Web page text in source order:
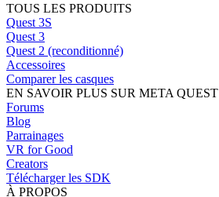
TOUS LES PRODUITS
Quest 3S
Quest 3
Quest 2 (reconditionné)
Accessoires
Comparer les casques
EN SAVOIR PLUS SUR META QUEST
Forums
Blog
Parrainages
VR for Good
Creators
Télécharger les SDK
À PROPOS